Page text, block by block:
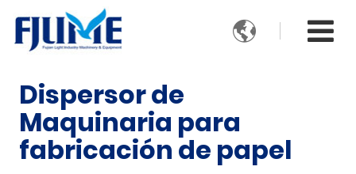

Dispersor de
Maquinaria para
fabricación de papel